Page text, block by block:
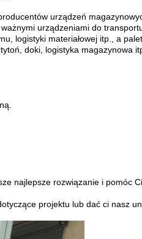
urządzeń
urządzeniami do
logistyki materiałowej itp., a
doki, logistyka magazynowa
najlepsze rozwiązanie i pomóc
projektu lub dać ci nasz